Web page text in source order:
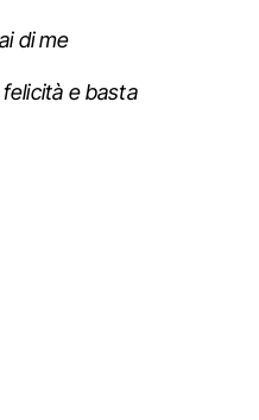
di me
felicità e basta